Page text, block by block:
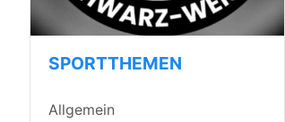
SPORTTHEMEN
Allgemein